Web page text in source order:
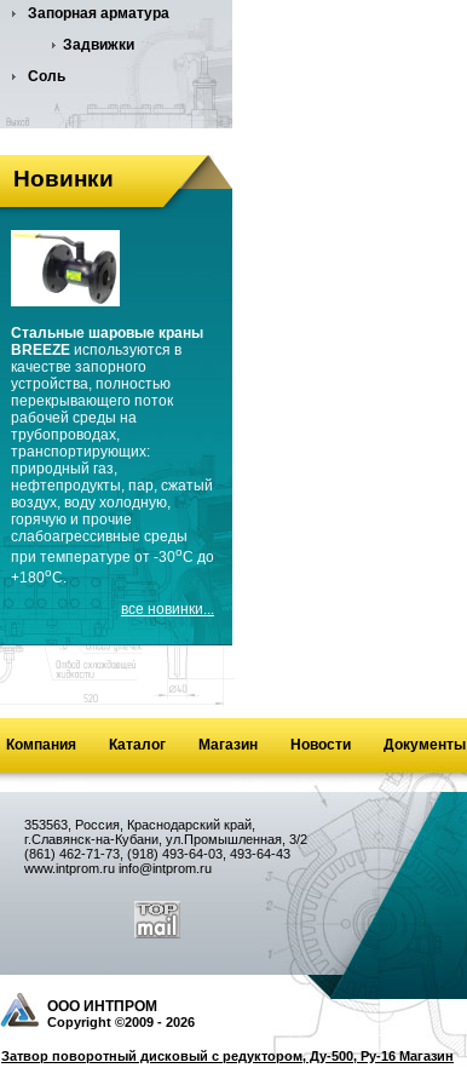
Запорная арматура
Задвижки
Соль
Новинки
Стальные шаровые краны
BREEZE используются в
качестве запорного
устройства, полностью
перекрывающего поток
рабочей среды на
трубопроводах,
транспортирующих:
природный газ,
нефтепродукты, пар, сжатый
воздух, воду холодную,
горячую и прочие
слабоагрессивные среды
при температуре от -30oС до
+180oС.
все новинки...
ООО ИНТПРОМ
Copyright ©2009 - 2026
353563, Россия, Краснодарский край,
г.Славянск-на-Кубани, ул.Промышленная, 3/2
(861) 462-71-73, (918) 493-64-03, 493-64-43
www.intprom.ru info@intprom.ru
Затвор поворотный дисковый с редуктором, Ду-500, Ру-16 Магазин
Компания Каталог Магазин Новости Документы